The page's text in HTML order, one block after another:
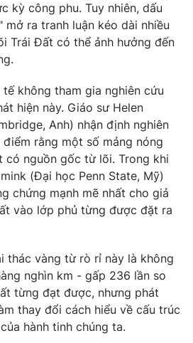
931 - 024.38 355 932
024.66 897 897
hình thức nếu không có sự chấp
rõ nguồn VTV.vn khi phát hành lại
kỳ công phu. Tuy nhiên, dấu
mở ra tranh luận kéo dài nhiều
Trái Đất có thể ảnh hưởng đến
không tham gia nghiên cứu
hiện này. Giáo sư Helen
Anh) nhận định nghiên
rằng một số mảng nóng
có nguồn gốc từ lõi. Trong khi
(Đại học Penn State, Mỹ)
chứng mạnh mẽ nhất cho giả
vào lớp phủ từng được đặt ra
thác vàng từ rò rỉ này là không
nghìn km - gấp 236 lần so
từng đạt được, nhưng phát
thay đổi cách hiểu về cấu trúc
hành tinh chúng ta.